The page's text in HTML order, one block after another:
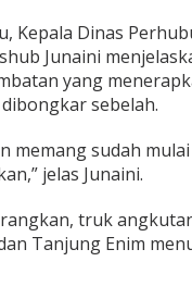
u
Kepala Dinas
Junaini
yang
sebelah.
memang sudah
jelas Junaini.
truk
Tanjung Enim